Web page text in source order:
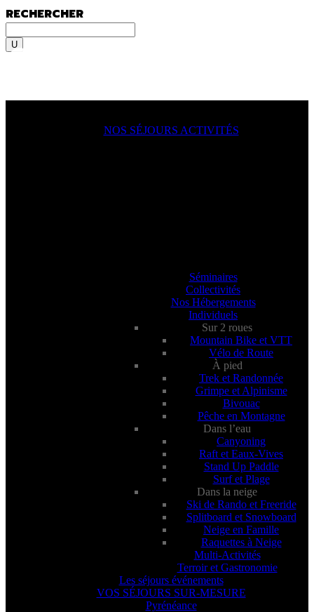
RECHERCHER
NOS SÉJOURS ACTIVITÉS
Séminaires
Collectivités
Nos Hébergements
Individuels
Sur 2 roues
Mountain Bike et VTT
Vélo de Route
À pied
Trek et Randonnée
Grimpe et Alpinisme
Bivouac
Pêche en Montagne
Dans l’eau
Canyoning
Raft et Eaux-Vives
Stand Up Paddle
Surf et Plage
Dans la neige
Ski de Rando et Freeride
Splitboard et Snowboard
Neige en Famille
Raquettes à Neige
Multi-Activités
Terroir et Gastronomie
Les séjours événements
VOS SÉJOURS SUR-MESURE
Pyrénéance